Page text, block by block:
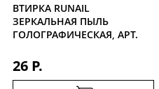
ВТИРКА RUNAIL
ЗЕРКАЛЬНАЯ ПЫЛЬ
ГОЛОГРАФИЧЕСКАЯ, АРТ.
26 Р.